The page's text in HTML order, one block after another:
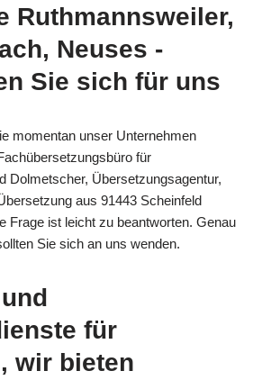
Ruthmannsweiler,
Neuses -
Sie sich für uns
momentan unser Unternehmen
für
Dolmetscher, Übersetzungsagentur,
aus 91443 Scheinfeld
Frage ist leicht zu beantworten. Genau
Sie sich an uns wenden.
für
wir bieten